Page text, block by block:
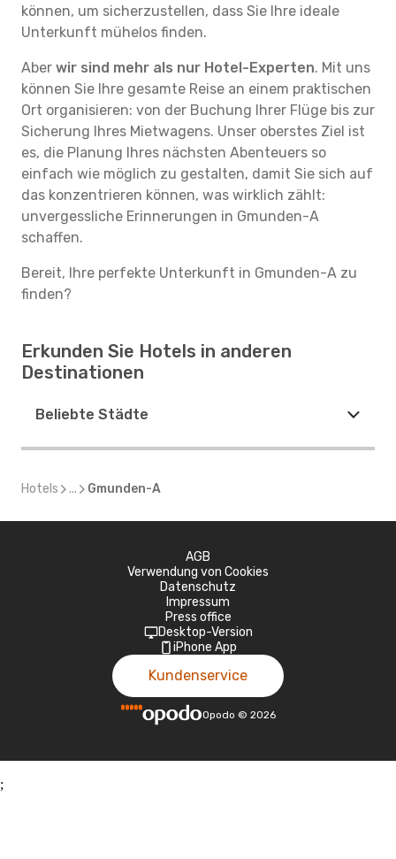
können, um sicherzustellen, dass Sie Ihre ideale
Unterkunft mühelos finden.
Aber wir sind mehr als nur Hotel-Experten. Mit uns
können Sie Ihre gesamte Reise an einem praktischen
Ort organisieren: von der Buchung Ihrer Flüge bis zur
Sicherung Ihres Mietwagens. Unser oberstes Ziel ist
es, die Planung Ihres nächsten Abenteuers so
einfach wie möglich zu gestalten, damit Sie sich auf
das konzentrieren können, was wirklich zählt:
unvergessliche Erinnerungen in Gmunden-A
schaffen.
Bereit, Ihre perfekte Unterkunft in Gmunden-A zu
finden?
Erkunden Sie Hotels in anderen
Destinationen
Beliebte Städte
Hotels ... Gmunden-A
AGB
Verwendung von Cookies
Datenschutz
Impressum
Press office
Desktop-Version
iPhone App
Kundenservice
Opodo © 2026
;